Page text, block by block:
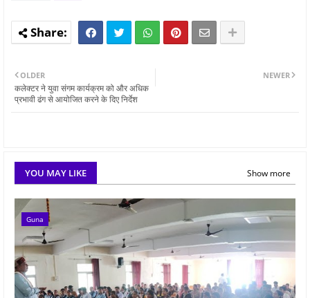
NEWER
OLDER
कलेक्टर ने युवा संगम कार्यक्रम को और अधिक
प्रभावी ढंग से आयोजित करने के दिए निर्देश
YOU MAY LIKE Show more
Guna